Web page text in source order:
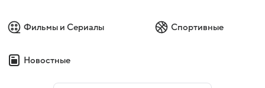
Фильмы и Сериалы Спортивные
Новостные